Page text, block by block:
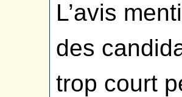
L’avis
des
trop court